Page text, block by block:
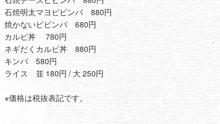
石焼明太マヨビビンパ 880円
焼かないビビンパ 680円
カルビ丼 780円
ネギだくカルビ丼 880円
キンパ 580円
ライス 並 180円 / 大 250円
※価格は税抜表記です。